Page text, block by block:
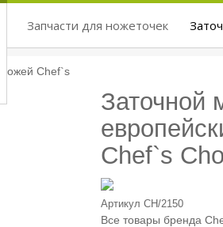
Запчасти для ножеточек
Заточной
Chef`s
Артикул CH/2150
Все товары бренда